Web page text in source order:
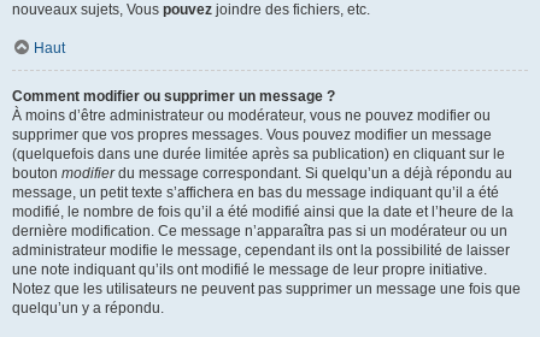
nouveaux sujets, Vous pouvez joindre des fichiers, etc.
Haut
Comment modifier ou supprimer un message ?
À moins d’être administrateur ou modérateur, vous ne pouvez modifier ou
supprimer que vos propres messages. Vous pouvez modifier un message
(quelquefois dans une durée limitée après sa publication) en cliquant sur le
bouton modifierdu message correspondant. Si quelqu’un a déjà répondu au
message, un petit texte s’affichera en bas du message indiquant qu’il a été
modifié, le nombre de fois qu’il a été modifié ainsi que la date et l’heure de la
dernière modification. Ce message n’apparaîtra pas si un modérateur ou un
administrateur modifie le message, cependant ils ont la possibilité de laisser
une note indiquant qu’ils ont modifié le message de leur propre initiative.
Notez que les utilisateurs ne peuvent pas supprimer un message une fois que
quelqu’un y a répondu.